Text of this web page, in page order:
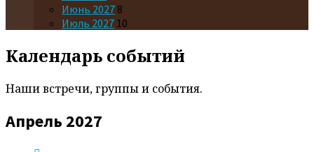
Июнь 2027 8
Июль 2027 10
Календарь событий
Наши встречи, группы и события.
Апрель 2027